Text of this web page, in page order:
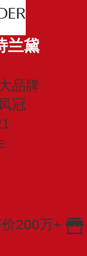
兰黛
品牌
冠
200万+